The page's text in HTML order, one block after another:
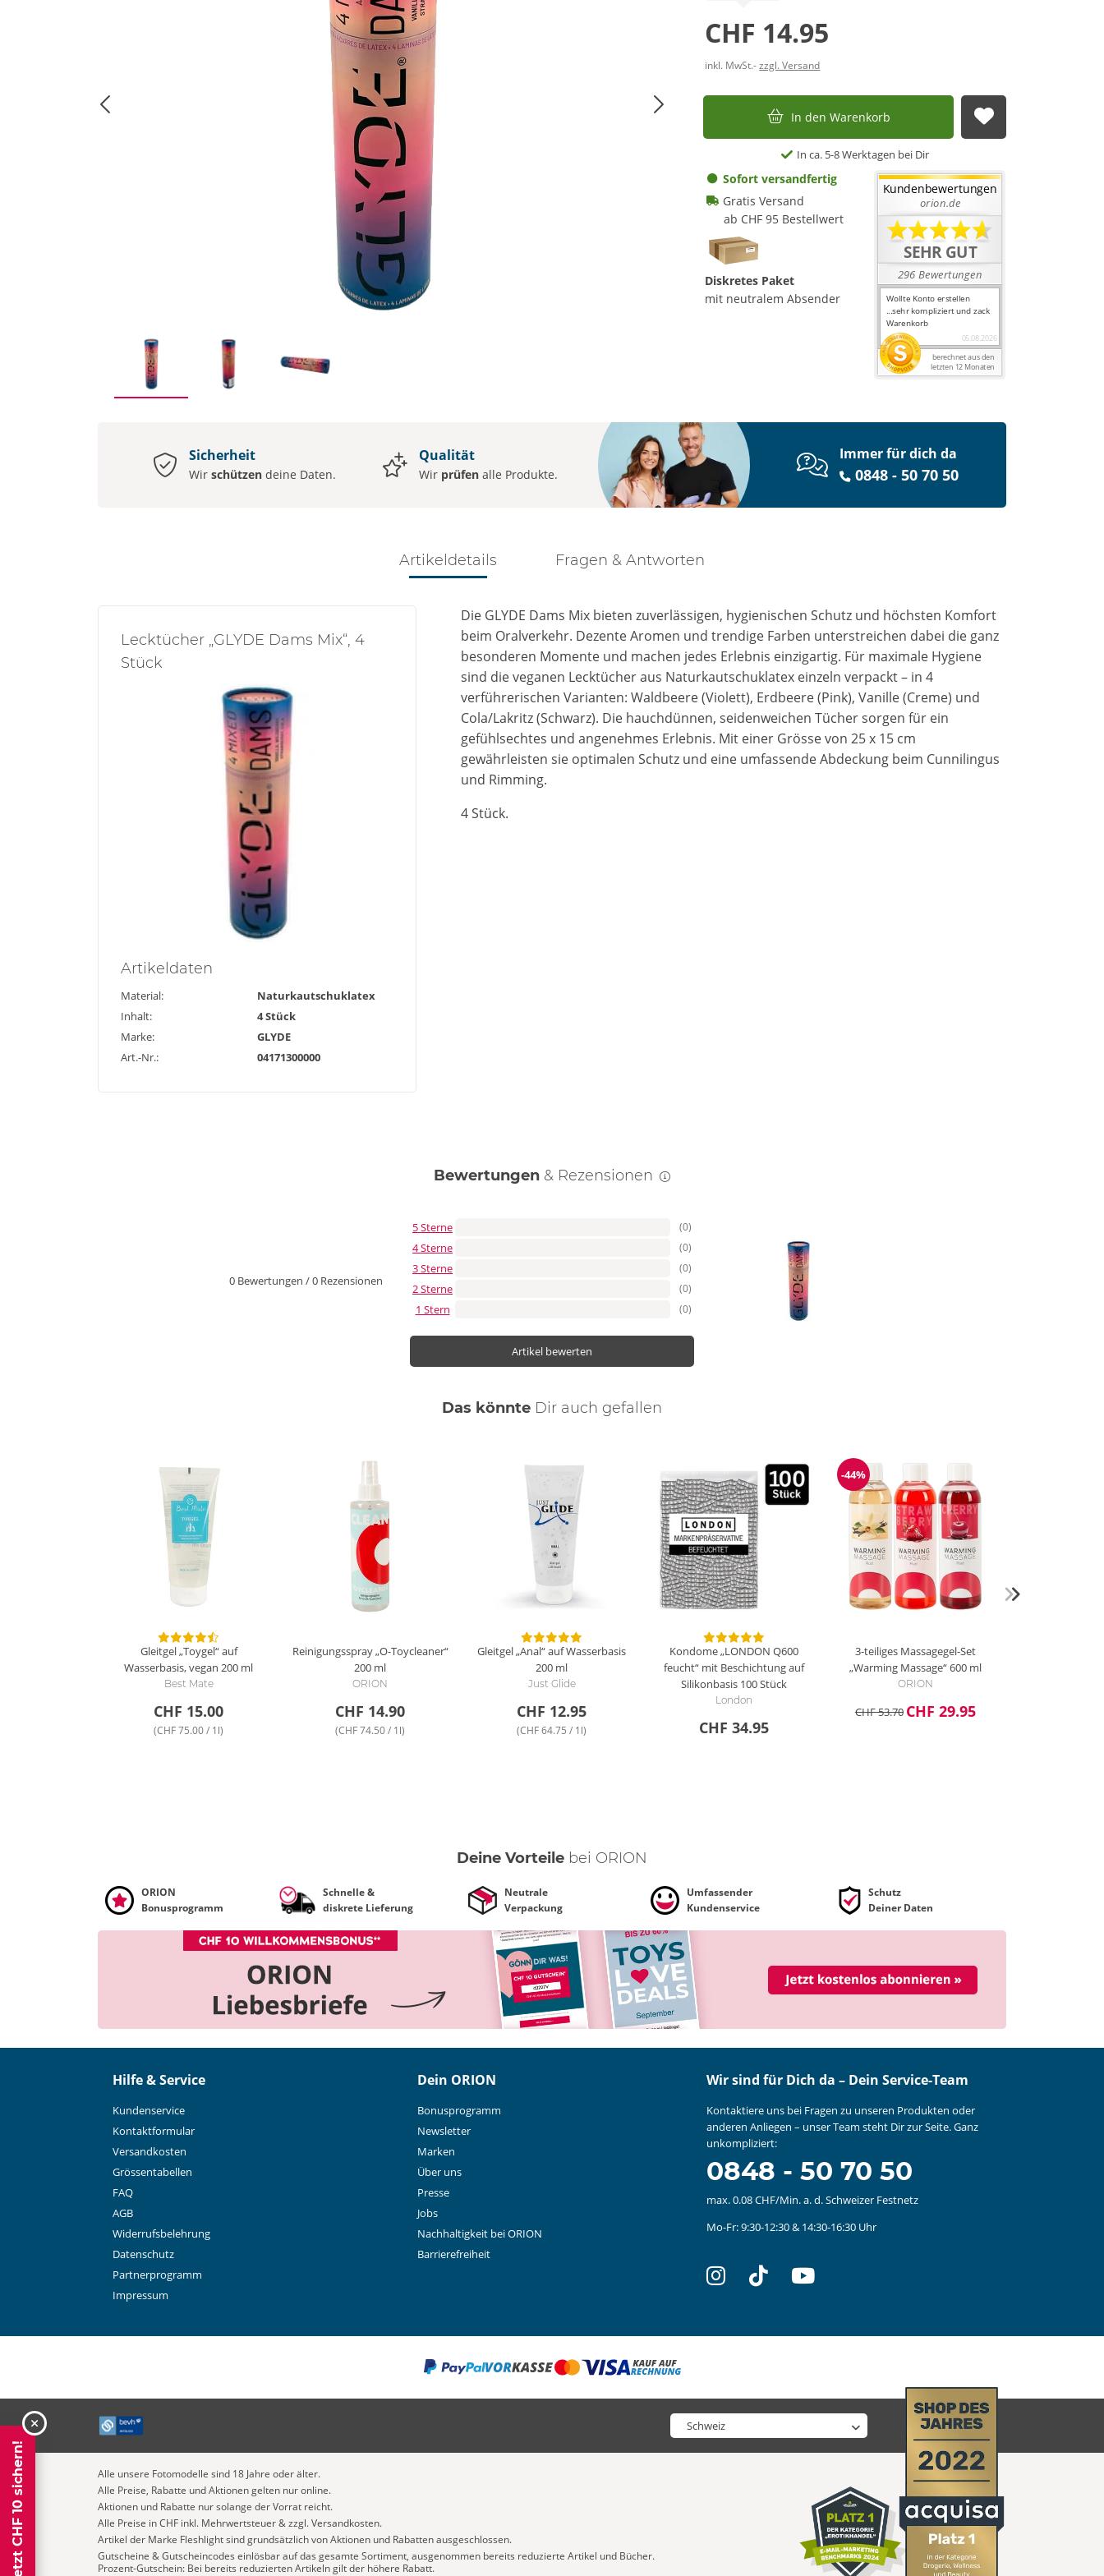
CHF 14.95
inkl. MwSt.-zzgl. Versand
In den Warenkorb Auf die
In ca. 5-8 Werktagen bei Dir
Sofort versandfertig
Gratis Versand
ab CHF 95 Bestellwert
Diskretes Paket
mit neutralem Absender
Sicherheit
Wir schützendeine Daten.
Qualität
Wir prüfen alle Produkte.
Immer für dich da
0848 - 50 70 50
Artikeldetails Fragen & Antworten
Lecktücher „GLYDE Dams Mix“, 4
Stück
Artikel daten
Material:
Naturkautschuklatex
Inhalt:
4 Stück
Marke:
GLYDE
Art.-Nr.:
04171300000
Die GLYDE Dams Mix bieten zuverlässigen, hygienischen Schutz und höchsten Komfort
beim Oralverkehr. Dezente Aromen und trendige Farben unterstreichen dabei die ganz
besonderen Momente und machen jedes Erlebnis einzigartig. Für maximale Hygiene
sind die veganen Lecktücher aus Naturkautschuklatex einzeln verpackt – in 4
verführerischen Varianten: Waldbeere (Violett), Erdbeere (Pink), Vanille (Creme) und
Cola/Lakritz (Schwarz). Die hauchdünnen, seidenweichen Tücher sorgen für ein
gefühlsechtes und angenehmes Erlebnis. Mit einer Grösse von 25 x 15 cm
gewährleisten sie optimalen Schutz und eine umfassende Abdeckung beim Cunnilingus
und Rimming.
4 Stück.
Bewertungen & Rezensionen
0 Bewertungen /0 Rezensionen
5 Sterne (0)
4 Sterne (0)
3 Sterne (0)
2 Sterne (0)
1 Stern (0)
Artikel bewerten
Das könnte Dir auch gefallen
Gleitgel „Toygel“ auf
Wasserbasis, vegan 200 ml
Best Mate
CHF 15.00
(CHF 75.00 / 1l)
Reinigungsspray „O-Toycleaner“
200 ml
ORION
CHF 14.90
(CHF 74.50 / 1l)
Gleitgel „Anal“ auf Wasserbasis
200 ml
Just Glide
CHF 12.95
(CHF 64.75 / 1l)
Kondome „LONDON Q600
feucht“ mit Beschichtung auf
Silikonbasis 100 Stück
London
CHF 34.95
Reduzierung
-44%
3-teiliges Massagegel-Set
„Warming Massage“600 ml
ORION
CHF 53.70 CHF 29.95
Deine Vorteile bei ORION
ORION
Bonusprogramm
Schnelle &
diskrete Lieferung
Neutrale
Verpackung
Umfassender
Kundenservice
Schutz
Deiner Daten
Hilfe & Service
Kundenservice
Kontaktformular
Versandkosten
Grössentabellen
FAQ
AGB
Widerrufsbelehrung
Datenschutz
Partnerprogramm
Impressum
Dein ORION
Bonusprogramm
Newsletter
Marken
Über uns
Presse
Jobs
Nachhaltigkeit bei ORION
Barrierefreiheit
Wir sind für Dich da – Dein Service-Team
Kontaktiere uns bei Fragen zu unseren Produkten oder
anderen Anliegen – unser Team steht Dir zur Seite. Ganz
unkompliziert:
0848 - 50 70 50
max. 0.08 CHF/Min. a. d. Schweizer Festnetz
Mo-Fr: 9:30-12:30 & 14:30-16:30 Uhr
instagram
tiktokyoutube
Wähle deinen Shop
Alle unsere Fotomodelle sind 18 Jahre oder älter.
Alle Preise, Rabatte und Aktionen gelten nur online.
Aktionen und Rabatte nur solange der Vorrat reicht.
Alle Preise in CHF inkl. Mehrwertsteuer & zzgl. Versandkosten.
Artikel der Marke Fleshlight sind grundsätzlich von Aktionen und Rabatten ausgeschlossen.
Gutscheine & Gutscheincodes einlösbar auf das gesamte Sortiment, ausgenommen bereits reduzierte Artikel und Bücher.
Prozent-Gutschein: Bei bereits reduzierten Artikeln gilt der höhere Rabatt.
Jetzt CHF 10 sichern!
schliessen